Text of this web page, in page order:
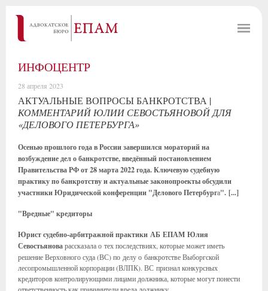
ИНФОЦЕНТР
28 апреля 2023
АКТУАЛЬНЫЕ ВОПРОСЫ БАНКРОТСТВА |
КОММЕНТАРИЙ ЮЛИИ СЕВОСТЬЯНОВОЙ ДЛЯ
«ДЕЛОВОГО ПЕТЕРБУРГА»
Осенью прошлого года в России завершился мораторий на
возбуждение дел о банкротстве, введённый постановлением
Правительства РФ от 28 марта 2022 года. Ключевую судебную
практику по банкротству и актуальные законопроекты обсудили
участники Юридической конференции "Делового Петербурга". [...]
"Вредные" кредиторы
Юрист судебно-арбитражной практики АБ ЕПАМ Юлия
Севостьяноварассказала о тех последствиях, которые может иметь
решение Верховного суда (ВС) по делу о банкротстве Выборгской
лесопромышленной корпорации (ВЛПК). ВС признал конкурсных
кредиторов контролирующими лицами должника, которые могут понести